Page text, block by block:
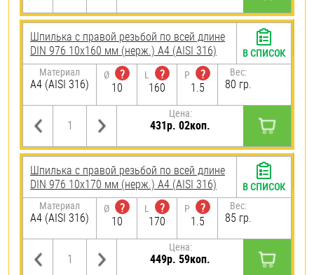
Шпилька с правой резьбой по всей длине
DIN 976 10х160 мм (нерж.) A4 (AISI 316)
Материал
A4 (AISI 316)
Ø
?
10
L
?
160
P
?
1.5
Вес:
80 гр.
Цена:
431р. 02коп.
В СПИСОК
Шпилька с правой резьбой по всей длине
DIN 976 10х170 мм (нерж.) A4 (AISI 316)
Материал
A4 (AISI 316)
Ø
?
10
L
?
170
P
?
1.5
Вес:
85 гр.
Цена:
449р. 59коп.
В СПИСОК